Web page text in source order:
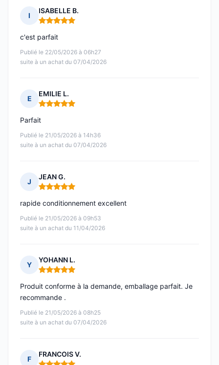
I
ISABELLE B.
Note : 5 sur 5
Publié le 22/05/2026 à 06h27
suite à un achat du 07/04/2026
c'est parfait
E
EMILIE L.
Note : 5 sur 5
Publié le 21/05/2026 à 14h36
suite à un achat du 07/04/2026
Parfait
J
JEAN G.
Note : 5 sur 5
Publié le 21/05/2026 à 09h53
suite à un achat du 11/04/2026
rapide conditionnement excellent
Y
YOHANN L.
Note : 5 sur 5
Publié le 21/05/2026 à 08h25
suite à un achat du 07/04/2026
Produit conforme à la demande, emballage parfait. Je
recommande .
F
FRANCOIS V.